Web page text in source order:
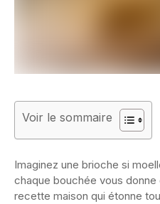
Voir le sommaire
Imaginez une brioche si
chaque bouchée vous donne
recette maison qui étonne